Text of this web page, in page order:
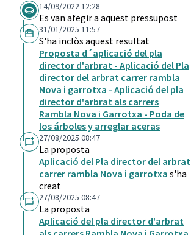
14/09/2022 12:28
Es van afegir a aquest pressupost
31/01/2025 11:57
S'ha inclòs aquest resultat
Proposta d´aplicació del pla
director d'arbrat - Aplicació del Pla
director del arbrat carrer rambla
Nova i garrotxa - Aplicació del pla
director d'arbrat als carrers
Rambla Nova i Garrotxa - Poda de
los árboles y arreglar aceras
27/08/2025 08:47
La proposta
Aplicació del Pla director del arbrat
carrer rambla Nova i garrotxa s'ha
creat
27/08/2025 08:47
La proposta
Aplicació del pla director d'arbrat